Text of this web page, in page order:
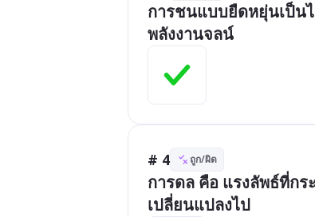
การชนแบบยืดหยุ่นเป็น
พลังงานจลน์
# 4 ถูก/ผิด
การดล คือ แรงลัพธ์ที่ก
เปลี่ยนแปลงไป